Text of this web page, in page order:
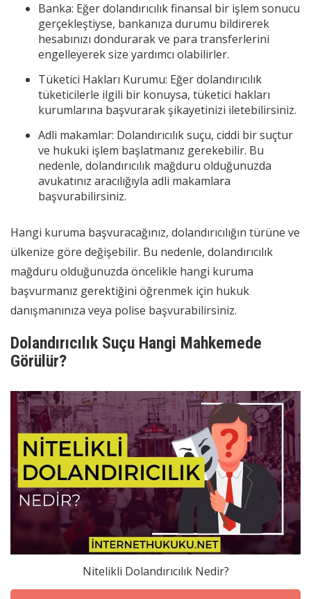
Banka: Eğer dolandırıcılık finansal bir işlem sonucu
gerçekleştiyse, bankanıza durumu bildirerek
hesabınızı dondurarak ve para transferlerini
engelleyerek size yardımcı olabilirler.
Tüketici Hakları Kurumu: Eğer dolandırıcılık
tüketicilerle ilgili bir konuysa, tüketici hakları
kurumlarına başvurarak şikayetinizi iletebilirsiniz.
Adli makamlar: Dolandırıcılık suçu, ciddi bir suçtur
ve hukuki işlem başlatmanız gerekebilir. Bu
nedenle, dolandırıcılık mağduru olduğunuzda
avukatınız aracılığıyla adli makamlara
başvurabilirsiniz.
Hangi kuruma başvuracağınız, dolandırıcılığın türüne ve
ülkenize göre değişebilir. Bu nedenle, dolandırıcılık
mağduru olduğunuzda öncelikle hangi kuruma
başvurmanız gerektiğini öğrenmek için hukuk
danışmanınıza veya polise başvurabilirsiniz.
Dolandırıcılık Suçu Hangi Mahkemede
Görülür?
Nitelikli Dolandırıcılık Nedir?